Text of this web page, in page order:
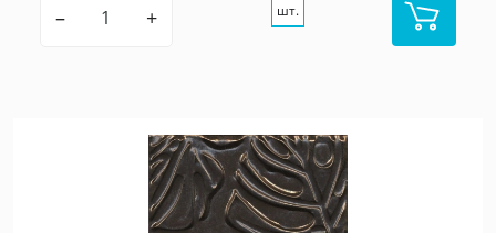
– + шт.